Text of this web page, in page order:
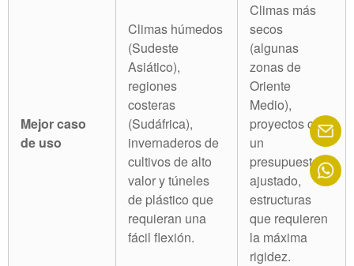
Mejor caso
de uso
Climas húmedos
(Sudeste
Asiático),
regiones
costeras
(Sudáfrica),
invernaderos de
cultivos de alto
valor y túneles
de plástico que
requieran una
fácil flexión.
Climas más
secos
(algunas
zonas de
Oriente
Medio),
proyectos con
un
presupuesto
ajustado,
estructuras
que requieren
la máxima
rigidez.